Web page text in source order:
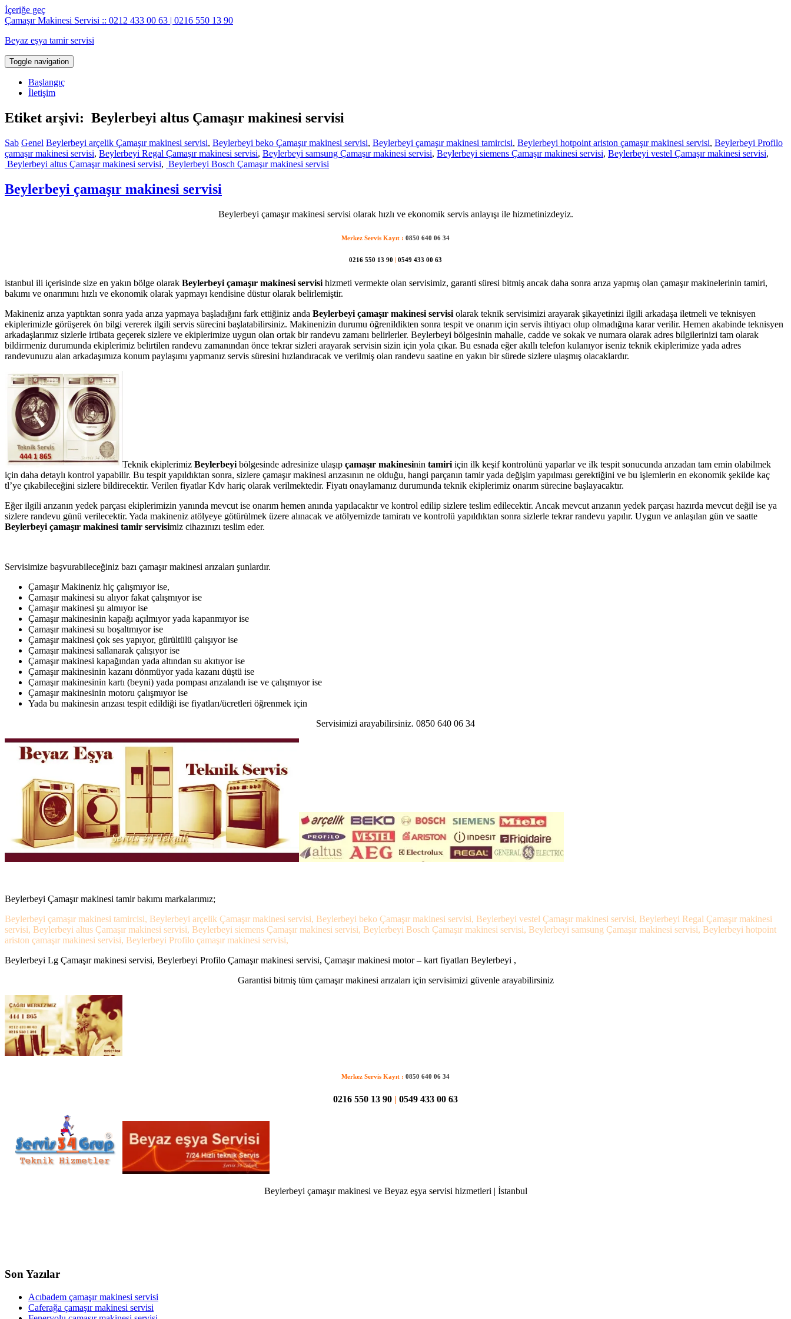
İçeriğe geç
Çamaşır Makinesi Servisi :: 0212 433 00 63 | 0216 550 13 90
Beyaz eşya tamir servisi
Toggle navigation
Başlangıç
İletişim
Etiket arşivi: Beylerbeyi altus Çamaşır makinesi servisi
Sab Genel Beylerbeyi arçelik Çamaşır makinesi servisi, Beylerbeyi beko Çamaşır makinesi servisi, Beylerbeyi çamaşır makinesi tamircisi, Beylerbeyi hotpoint ariston çamaşır makinesi servisi, Beylerbeyi Profilo
çamaşır makinesi servisi, Beylerbeyi Regal Çamaşır makinesi servisi, Beylerbeyi samsung Çamaşır makinesi servisi, Beylerbeyi siemens Çamaşır makinesi servisi, Beylerbeyi vestel Çamaşır makinesi servisi,
Beylerbeyi altus Çamaşır makinesi servisi, Beylerbeyi Bosch Çamaşır makinesi servisi
Beylerbeyi çamaşır makinesi servisi
Beylerbeyi çamaşır makinesi servisi olarak hızlı ve ekonomik servis anlayışı ile hizmetinizdeyiz.
Merkez Servis Kayıt : 0850 640 06 34
0216 550 13 90 | 0549 433 00 63
istanbul ili içerisinde size en yakın bölge olarak Beylerbeyi çamaşır makinesi servisi hizmeti vermekte olan servisimiz, garanti süresi bitmiş ancak daha sonra arıza yapmış olan çamaşır makinelerinin tamiri,
bakımı ve onarımını hızlı ve ekonomik olarak yapmayı kendisine düstur olarak belirlemiştir.
Makineniz arıza yaptıktan sonra yada arıza yapmaya başladığını fark ettiğiniz anda Beylerbeyi çamaşır makinesi servisi olarak teknik servisimizi arayarak şikayetinizi ilgili arkadaşa iletmeli ve teknisyen
ekiplerimizle görüşerek ön bilgi vererek ilgili servis sürecini başlatabilirsiniz. Makinenizin durumu öğrenildikten sonra tespit ve onarım için servis ihtiyacı olup olmadığına karar verilir. Hemen akabinde teknisyen
arkadaşlarımız sizlerle irtibata geçerek sizlere ve ekiplerimize uygun olan ortak bir randevu zamanı belirlerler. Beylerbeyi bölgesinin mahalle, cadde ve sokak ve numara olarak adres bilgilerinizi tam olarak
bildirmeniz durumunda ekiplerimiz belirtilen randevu zamanından önce tekrar sizleri arayarak servisin sizin için yola çıkar. Bu esnada eğer akıllı telefon kulanıyor iseniz teknik ekiplerimize yada adres
randevunuzu alan arkadaşımıza konum paylaşımı yapmanız servis süresini hızlandıracak ve verilmiş olan randevu saatine en yakın bir sürede sizlere ulaşmış olacaklardır.
Teknik ekiplerimiz Beylerbeyi bölgesinde adresinize ulaşıp çamaşır makinesinin tamiri için ilk keşif kontrolünü yaparlar ve ilk tespit sonucunda arızadan tam emin olabilmek
için daha detaylı kontrol yapabilir. Bu tespit yapıldıktan sonra, sizlere çamaşır makinesi arızasının ne olduğu, hangi parçanın tamir yada değişim yapılması gerektiğini ve bu işlemlerin en ekonomik şekilde kaç
tl’ye çıkabileceğini sizlere bildirecektir. Verilen fiyatlar Kdv hariç olarak verilmektedir. Fiyatı onaylamanız durumunda teknik ekiplerimiz onarım sürecine başlayacaktır.
Eğer ilgili arızanın yedek parçası ekiplerimizin yanında mevcut ise onarım hemen anında yapılacaktır ve kontrol edilip sizlere teslim edilecektir. Ancak mevcut arızanın yedek parçası hazırda mevcut değil ise ya
sizlere randevu günü verilecektir. Yada makineniz atölyeye götürülmek üzere alınacak ve atölyemizde tamiratı ve kontrolü yapıldıktan sonra sizlerle tekrar randevu yapılır. Uygun ve anlaşılan gün ve saatte
Beylerbeyi çamaşır makinesi tamir servisimiz cihazınızı teslim eder.
Servisimize başvurabileceğiniz bazı çamaşır makinesi arızaları şunlardır.
Çamaşır Makineniz hiç çalışmıyor ise,
Çamaşır makinesi su alıyor fakat çalışmıyor ise
Çamaşır makinesi şu almıyor ise
Çamaşır makinesinin kapağı açılmıyor yada kapanmıyor ise
Çamaşır makinesi su boşaltmıyor ise
Çamaşır makinesi çok ses yapıyor, gürültülü çalışıyor ise
Çamaşır makinesi sallanarak çalışıyor ise
Çamaşır makinesi kapağından yada altından su akıtıyor ise
Çamaşır makinesinin kazanı dönmüyor yada kazanı düştü ise
Çamaşır makinesinin kartı (beyni) yada pompası arızalandı ise ve çalışmıyor ise
Çamaşır makinesinin motoru çalışmıyor ise
Yada bu makinesin arızası tespit edildiği ise fiyatları/ücretleri öğrenmek için
Servisimizi arayabilirsiniz. 0850 640 06 34
Beylerbeyi Çamaşır makinesi tamir bakımı markalarımız;
Beylerbeyi çamaşır makinesi tamircisi, Beylerbeyi arçelik Çamaşır makinesi servisi, Beylerbeyi beko Çamaşır makinesi servisi, Beylerbeyi vestel Çamaşır makinesi servisi, Beylerbeyi Regal Çamaşır makinesi
servisi, Beylerbeyi altus Çamaşır makinesi servisi, Beylerbeyi siemens Çamaşır makinesi servisi, Beylerbeyi Bosch Çamaşır makinesi servisi, Beylerbeyi samsung Çamaşır makinesi servisi, Beylerbeyi hotpoint
ariston çamaşır makinesi servisi, Beylerbeyi Profilo çamaşır makinesi servisi,
Beylerbeyi Lg Çamaşır makinesi servisi, Beylerbeyi Profilo Çamaşır makinesi servisi, Çamaşır makinesi motor – kart fiyatları Beylerbeyi ,
Garantisi bitmiş tüm çamaşır makinesi arızaları için servisimizi güvenle arayabilirsiniz
Merkez Servis Kayıt : 0850 640 06 34
0216 550 13 90 0549 433 00 63
Beylerbeyi çamaşır makinesi ve Beyaz eşya servisi hizmetleri | İstanbul
Son Yazılar
Acıbadem çamaşır makinesi servisi
Caferağa çamaşır makinesi servisi